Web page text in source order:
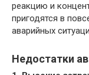
реакцию и
пригодятся в
аварийных
Недостатки